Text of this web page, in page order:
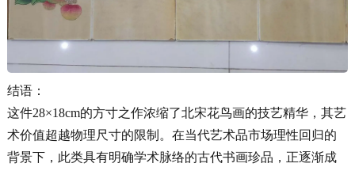
结语：
这件28×18cm的方寸之作浓缩了北宋花鸟画的技艺精华，其艺
术价值超越物理尺寸的限制。在当代艺术品市场理性回归的
背景下，此类具有明确学术脉络的古代书画珍品，正逐渐成